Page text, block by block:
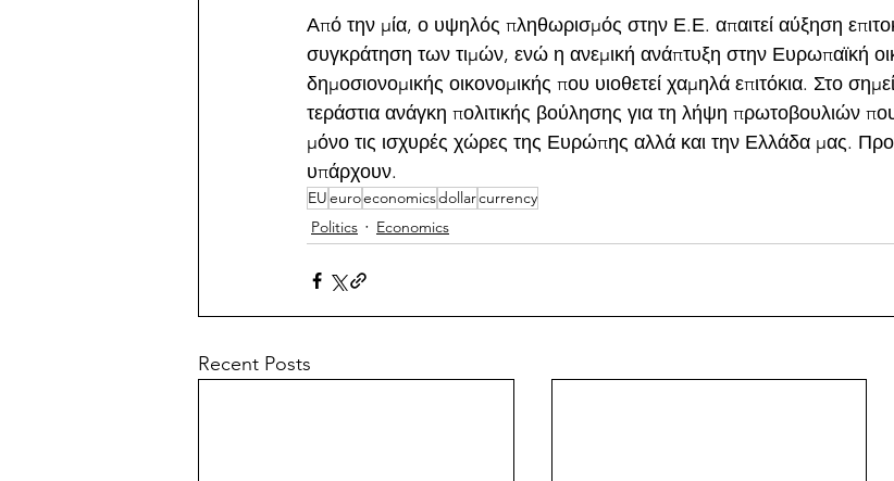
Από την μία, ο υψηλός πληθωρισμός στην Ε.Ε. απαιτεί αύξηση
συγκράτηση των τιμών, ενώ η ανεμική ανάπτυξη στην Ευρωπαϊκή
δημοσιονομικής οικονομικής που υιοθετεί χαμηλά επιτόκια. Στο
τεράστια ανάγκη πολιτικής βούλησης για τη λήψη πρωτοβουλιών
μόνο τις ισχυρές χώρες της Ευρώπης αλλά και την Ελλάδα μας.
υπάρχουν.
EUeuroeconomicsdollarcurrency
Politics
Economics
Recent Posts